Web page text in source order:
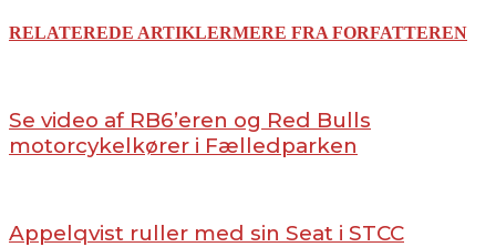
RELATEREDE ARTIKLERMERE FRA FORFATTEREN
Se video af RB6’eren og Red Bulls
motorcykelkører i Fælledparken
Appelqvist ruller med sin Seat i STCC